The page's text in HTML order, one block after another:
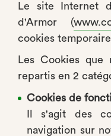
Le site Internet
d'Armor (
cookies
Les Cookies que
repartis en 2
Cookies de
Il s'agit des
navigation sur